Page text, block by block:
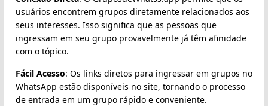
usuários encontrem grupos diretamente relacionados aos
seus interesses. Isso significa que as pessoas que
ingressam em seu grupo provavelmente já têm afinidade
com o tópico.
Fácil Acesso: Os links diretos para ingressar em grupos no
WhatsApp estão disponíveis no site, tornando o processo
de entrada em um grupo rápido e conveniente.